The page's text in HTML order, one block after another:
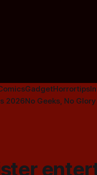
GadgetHorrortips
2026No Geeks, No Glory